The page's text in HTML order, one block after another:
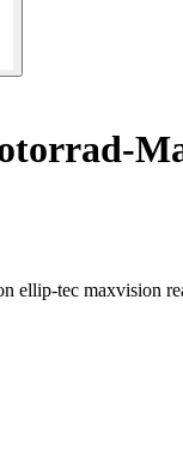
ellip-tec maxvision